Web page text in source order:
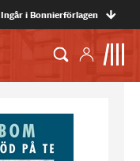
Ingår i Bonnierförlagen